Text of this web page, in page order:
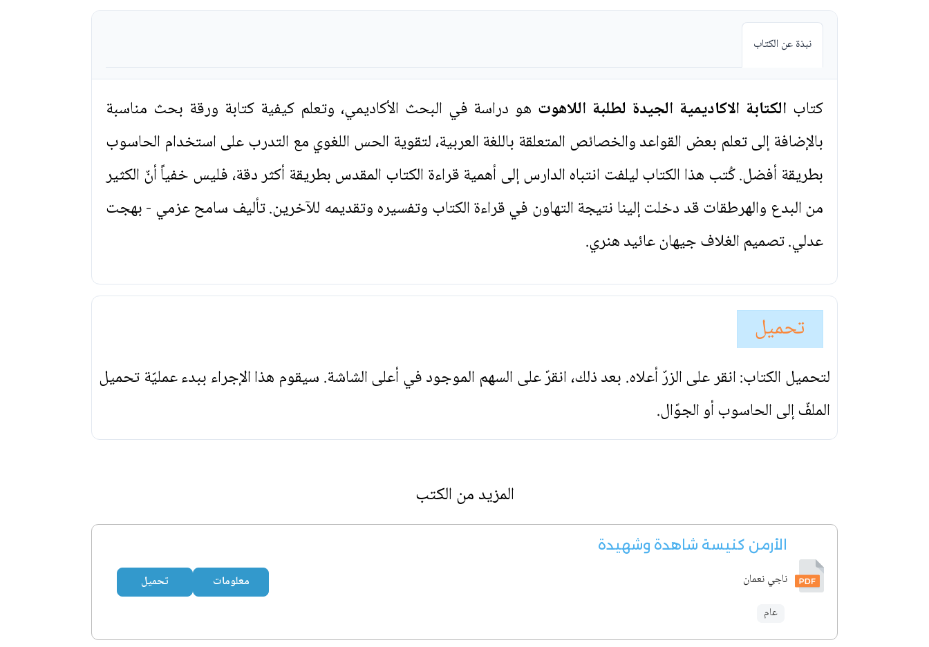
نبذة عن الكتاب
كتاب الكتابة الاكاديمية الجيدة لطلبة اللاهوت هو دراسة في البحث الأكاديمي، وتعلم كيفية كتابة ورقة بحث مناسبة
بالإضافة إلى تعلم بعض القواعد والخصائص المتعلقة باللغة العربية، لتقوية الحس اللغوي مع التدرب على استخدام الحاسوب
بطريقة أفضل. كُتب هذا الكتاب ليلفت انتباه الدارس إلى أهمية قراءة الكتاب المقدس بطريقة أكثر دقة، فليس خفياً أنّ الكثير
من البدع والهرطقات قد دخلت إلينا نتيجة التهاون في قراءة الكتاب وتفسيره وتقديمه للآخرين. تأليف سامح عزمي - بهجت
عدلي. تصميم الغلاف جيهان عائيد هنري.
تحميل
لتحميل الكتاب: انقر على الزرّ أعلاه. بعد ذلك، انقرّ على السهم الموجود في أعلى الشاشة. سيقوم هذا الإجراء ببدء عمليّة تحميل
الملفّ إلى الحاسوب أو الجوّال.
المزيد من الكتب
الأرمن كنيسة شاهدة وشهيدة
ناجي نعمان
عام
معلومات تحميل